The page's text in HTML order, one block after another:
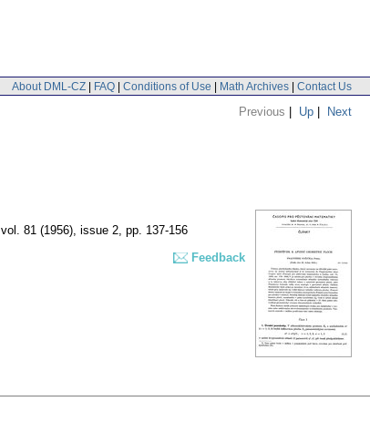
About DML-CZ | FAQ | Conditions of Use | Math Archives | Contact Us
Previous | Up | Next
vol. 81 (1956), issue 2, pp. 137-156
Feedback